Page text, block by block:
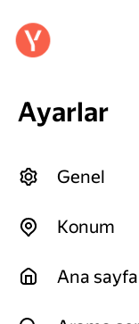
Ayarlar
Genel
Konum
Ana sayfa